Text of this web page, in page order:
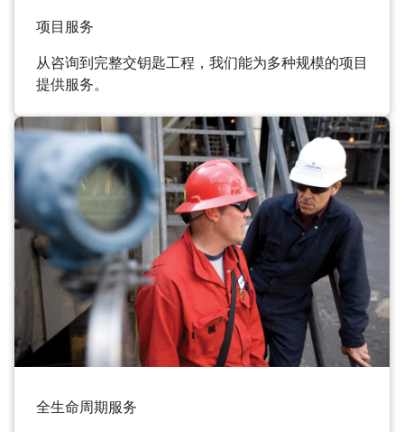
项目服务
从咨询到完整交钥匙工程，我们能为多种规模的项目
提供服务。
全生命周期服务